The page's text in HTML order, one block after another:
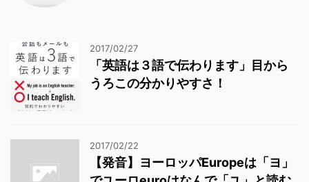
2017/02/27
「英語は３語で伝わります」目から
うろこの分かりやすさ！
2017/02/22
【発音】ヨーロッパEuropeは「ヨ」